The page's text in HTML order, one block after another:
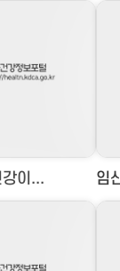
이... 임